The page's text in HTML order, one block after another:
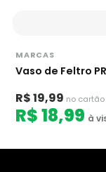
MARCAS
Vaso de Feltro
R$ 19,99 no cartão
R$ 18,99 à